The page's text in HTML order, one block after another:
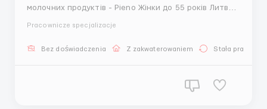
молочних продуктів - Pieno Жінки до 55 років Литва,
фасування сирних паличок в упаковки, візуальний
Pracownicze specjalizacje
Bez doświadczenia Z zakwaterowaniem Stała praca